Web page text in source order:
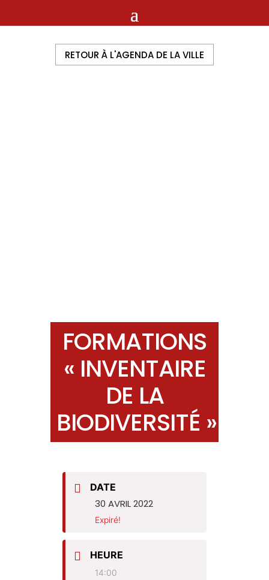
RETOUR À L'AGENDA DE LA VILLE
FORMATIONS
« INVENTAIRE
DE LA
BIODIVERSITÉ »
DATE
30 AVRIL 2022
Expiré!
HEURE
14:00